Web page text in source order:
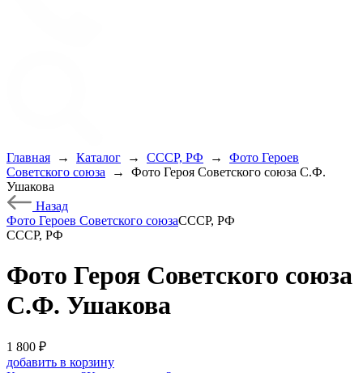
Главная → Каталог → СССР, РФ →
Фото Героев
Советского союза
→
Фото Героя Советского союза С.Ф.
Ушакова
Назад
Фото Героев Советского союзаСССР, РФ
СССР, РФ
Фото Героя Советского союза
С.Ф. Ушакова
1 800 ₽
добавить в корзину